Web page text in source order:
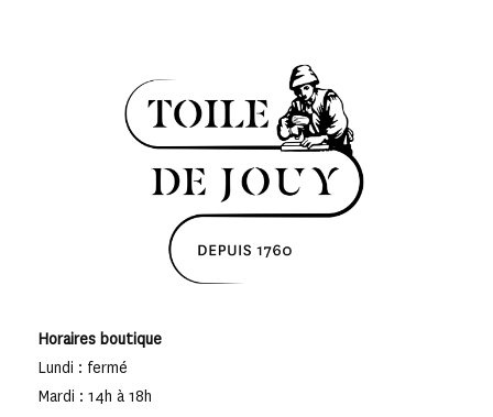
Horaires boutique
Lundi : fermé
Mardi : 14h à 18h